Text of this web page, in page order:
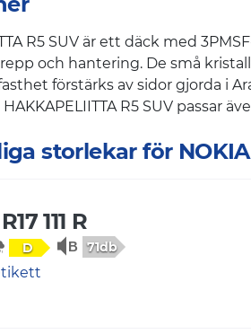
R5 SUV är ett däck med
och hantering. De små
förstärks av sidor gjorda i
R5 SUV passar
storlekar för
111 R
D 71db